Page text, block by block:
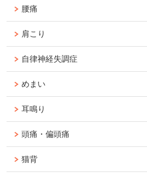
腰痛
肩こり
自律神経失調症
めまい
耳鳴り
頭痛・偏頭痛
猫背